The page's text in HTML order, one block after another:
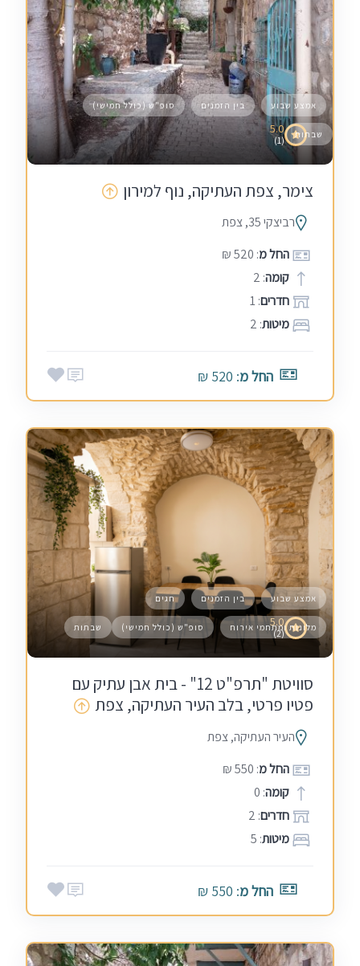
5.0
(1)
אמצע שבוע בין הזמנים סופ"ש (כולל חמישי)
שבתות
צימר, צפת העתיקה, נוף למירון
רביצקי 35, צפת
החל מ: 520 ₪
קומה: 2
חדרים: 1
מיטות: 2
החל מ: 520 ₪
5.0
(2)
אמצע שבוע בין הזמנים חגים
מלונות ומתחמי אירוח סופ"ש (כולל חמישי) שבתות
סוויטת "תרפ"ט 12" - בית אבן עתיק עם
פטיו פרטי, בלב העיר העתיקה, צפת
העיר העתיקה, צפת
החל מ: 550 ₪
קומה: 0
חדרים: 2
מיטות: 5
החל מ: 550 ₪